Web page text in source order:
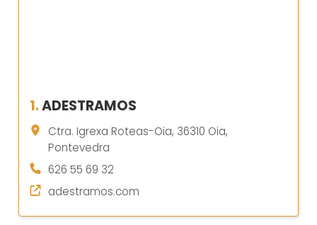
1.ADESTRAMOS
Ctra. Igrexa Roteas-Oia, 36310 Oia,
Pontevedra
626 55 69 32
adestramos.com